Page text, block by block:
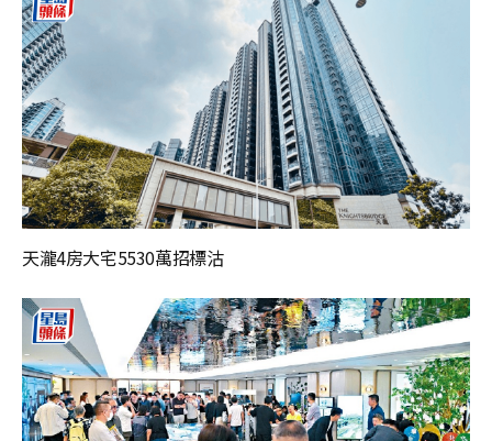
天瀧4房大宅5530萬招標沽